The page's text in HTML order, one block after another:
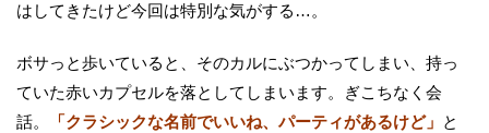
はしてきたけど今回は特別な気がする…。
ボサっと歩いていると、そのカルにぶつかってしまい、持っ
ていた赤いカプセルを落としてしまいます。ぎこちなく会
話。
「クラシックな名前でいいね、パーティがあるけど」 と